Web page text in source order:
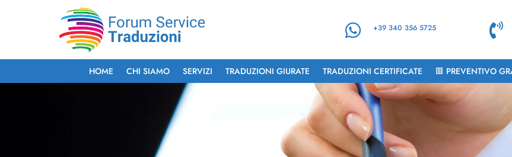
 +39 340 356 5725 
HOME CHI SIAMO SERVIZI TRADUZIONI GIURATE TRADUZIONI CERTIFICATE 🟥 PREVENTIVO